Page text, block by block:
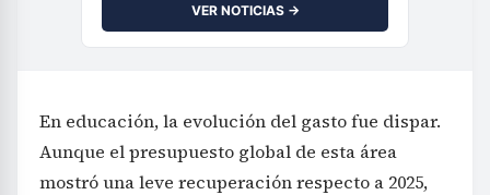
VER NOTICIAS →
En educación, la evolución del gasto fue dispar.
Aunque el presupuesto global de esta área
mostró una leve recuperación respecto a 2025,